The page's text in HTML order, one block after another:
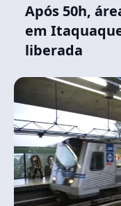
Após 50h,
em
liberada